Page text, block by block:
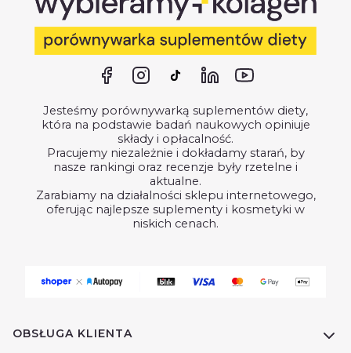
Jesteśmy porównywarką suplementów diety,
która na podstawie badań naukowych opiniuje
składy i opłacalność.
Pracujemy niezależnie i dokładamy starań, by
nasze rankingi oraz recenzje były rzetelne i
aktualne.
Zarabiamy na działalności sklepu internetowego,
oferując najlepsze suplementy i kosmetyki w
niskich cenach.
Linki w stopce
OBSŁUGA KLIENTA